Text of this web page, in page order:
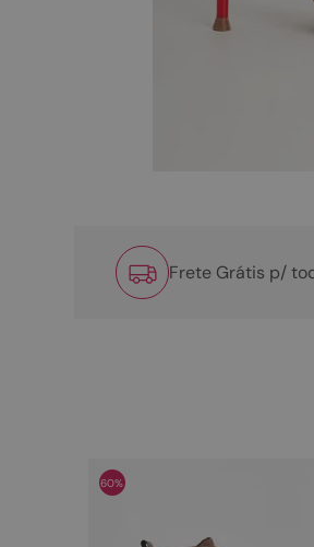
Frete Grátis p/
60%